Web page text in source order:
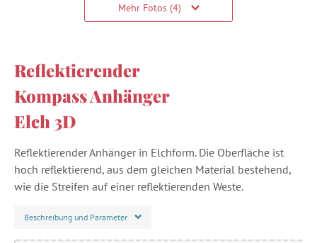
Mehr Fotos (4)
Reflektierender
Kompass Anhänger
Elch 3D
Reflektierender Anhänger in Elchform. Die Oberfläche ist
hoch reflektierend, aus dem gleichen Material bestehend,
wie die Streifen auf einer reflektierenden Weste.
Beschreibung und Parameter